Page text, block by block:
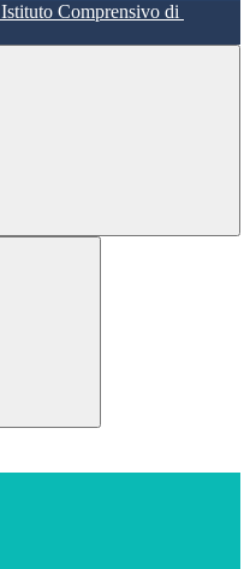
Istituto Comprensivo di